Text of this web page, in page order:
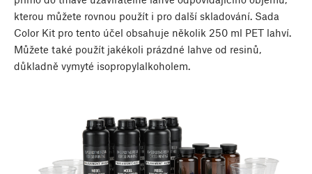
kterou můžete rovnou použít i pro další skladování. Sada
Color Kit pro tento účel obsahuje několik 250 ml PET lahví.
Můžete také použít jakékoli prázdné lahve od resinů,
důkladně vymyté isopropylalkoholem.